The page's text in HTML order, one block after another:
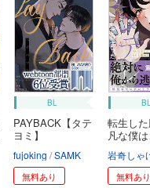
BL
PAYBACK【タテ
ヨミ】
fujoking SAMK
無料あり
BL
転生し
凡な僕
岩奇しゃ
無料あり